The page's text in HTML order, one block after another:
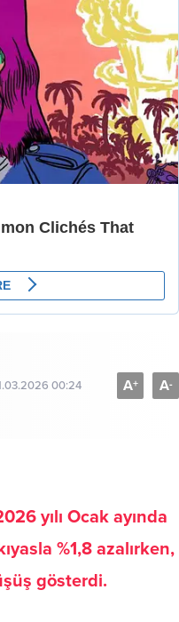
00:24 A+ A-
yılı Ocak ayında
%1,8 azalırken,
gösterdi.